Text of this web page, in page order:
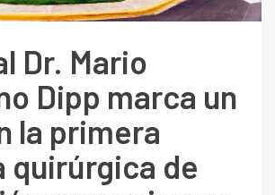
Dr. Mario
Dipp marca un
la primera
quirúrgica de